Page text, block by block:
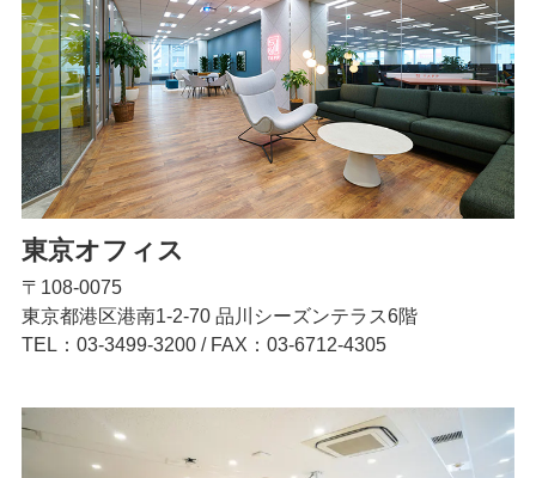
東京オフィス
〒108-0075
東京都港区港南1-2-70 品川シーズンテラス6階
TEL：03-3499-3200/ FAX：03-6712-4305